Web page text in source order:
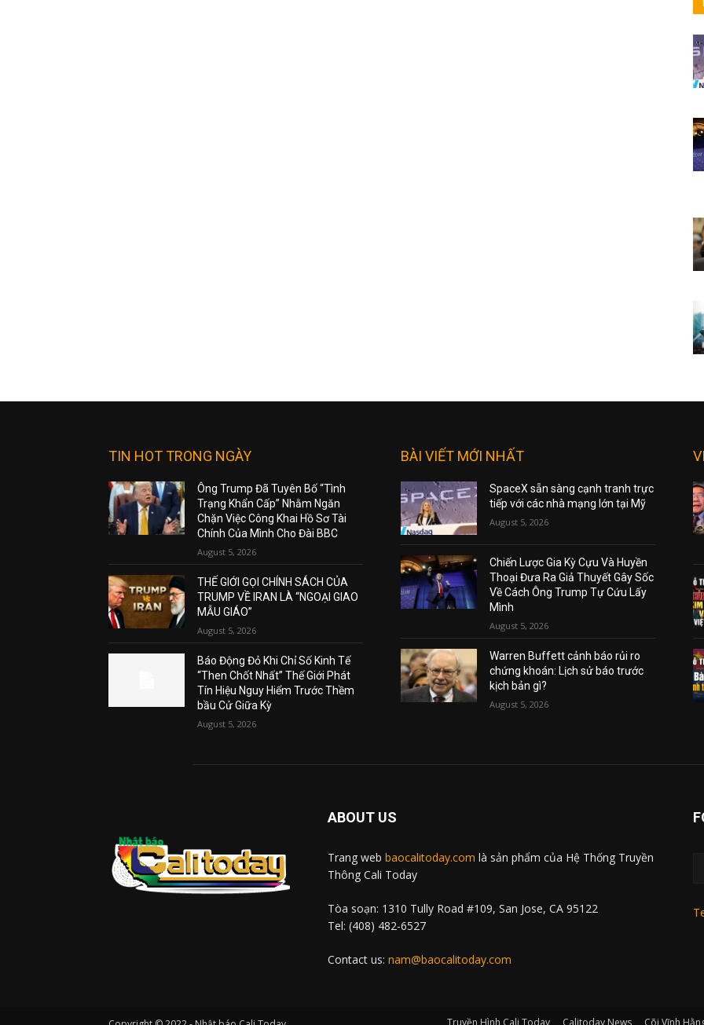
TIN HOT TRONG NGÀY
Ông Trump Đã Tuyên Bố “Tình
Trạng Khẩn Cấp” Nhằm Ngăn
Chặn Việc Công Khai Hồ Sơ Tài
Chính Của Mình Cho Đài BBC
August 5, 2026
THẾ GIỚI GỌI CHÍNH SÁCH CỦA
TRUMP VỀ IRAN LÀ “NGOẠI GIAO
MẪU GIÁO”
August 5, 2026
Báo Động Đỏ Khi Chỉ Số Kinh Tế
“Then Chốt Nhất” Thế Giới Phát
Tín Hiệu Nguy Hiểm Trước Thềm
bầu Cử Giữa Kỳ
August 5, 2026
BÀI VIẾT MỚI NHẤT
SpaceX sẵn sàng cạnh tranh trực
tiếp với các nhà mạng lớn tại Mỹ
August 5, 2026
Chiến Lược Gia Kỳ Cựu Và Huyền
Thoại Đưa Ra Giả Thuyết Gây Sốc
Về Cách Ông Trump Tự Cứu Lấy
Mình
August 5, 2026
Warren Buffett cảnh báo rủi ro
chứng khoán: Lịch sử báo trước
kịch bản gì?
August 5, 2026
ABOUT US
Trang web baocalitoday.com là sản phẩm của Hệ Thống Truyền
Thông Cali Today
Tòa soạn: 1310 Tully Road #109, San Jose, CA 95122
Tel: (408) 482-6527
Contact us: nam@baocalitoday.com
Truyền Hình Cali Today Calitoday News Cõi Vĩnh